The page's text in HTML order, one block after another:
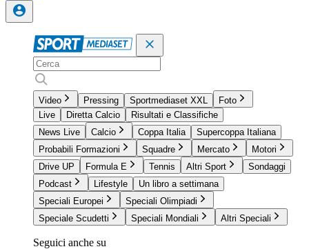
Video Pressing Sportmediaset XXL
Foto
Live
Diretta Calcio
Risultati e Classifiche
News Live
Calcio Coppa Italia
Supercoppa Italiana
Probabili Formazioni
Squadre Mercato
Motori
Drive UP
Formula E Tennis Altri Sport
Sondaggi
Podcast
Lifestyle
Un libro a settimana
Speciali Europei
Speciali Olimpiadi
Speciale Scudetti
Speciali Mondiali Altri Speciali
Seguici anche su